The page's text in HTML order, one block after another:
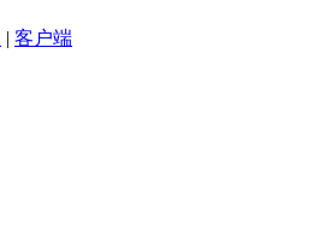
| 客户端